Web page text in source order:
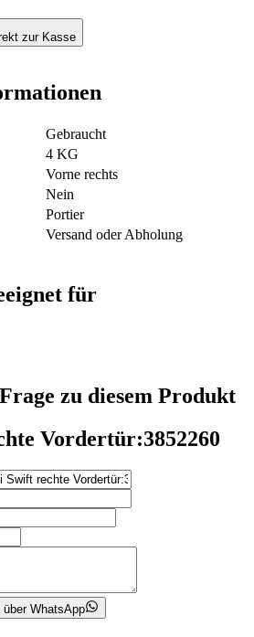
zur Kasse
Gebraucht
4 KG
Vorne rechts
Nein
Portier
Versand oder Abholung
für
zu diesem Produkt
Vordertür:3852260
WhatsApp